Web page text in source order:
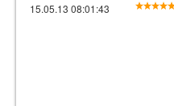
15.05.13 08:01:43